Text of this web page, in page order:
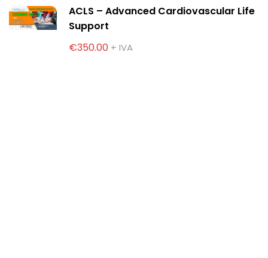
ACLS – Advanced Cardiovascular Life
Support
€350.00 + IVA